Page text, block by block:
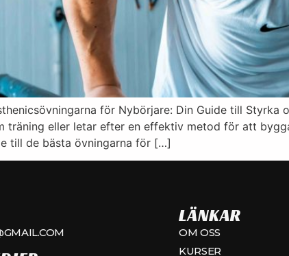
för Nybörjare: Din Guide till
träning eller letar efter en effektiv metod för att
till de bästa övningarna för […]
LÄNKAR
OM OSS
KURSER